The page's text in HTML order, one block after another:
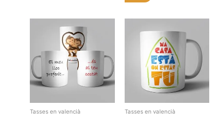
Tasses en valencià Tasses en valencià